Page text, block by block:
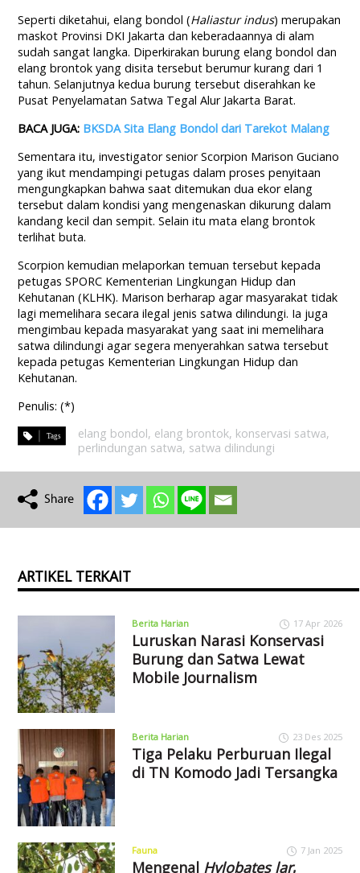
Seperti diketahui, elang bondol (Haliastur indus) merupakan
maskot Provinsi DKI Jakarta dan keberadaannya di alam
sudah sangat langka. Diperkirakan burung elang bondol dan
elang brontok yang disita tersebut berumur kurang dari 1
tahun. Selanjutnya kedua burung tersebut diserahkan ke
Pusat Penyelamatan Satwa Tegal Alur Jakarta Barat.
BACA JUGA: BKSDA Sita Elang Bondol dari Tarekot Malang
Sementara itu, investigator senior Scorpion Marison Guciano
yang ikut mendampingi petugas dalam proses penyitaan
mengungkapkan bahwa saat ditemukan dua ekor elang
tersebut dalam kondisi yang mengenaskan dikurung dalam
kandang kecil dan sempit. Selain itu mata elang brontok
terlihat buta.
Scorpion kemudian melaporkan temuan tersebut kepada
petugas SPORC Kementerian Lingkungan Hidup dan
Kehutanan (KLHK). Marison berharap agar masyarakat tidak
lagi memelihara secara ilegal jenis satwa dilindungi. Ia juga
mengimbau kepada masyarakat yang saat ini memelihara
satwa dilindungi agar segera menyerahkan satwa tersebut
kepada petugas Kementerian Lingkungan Hidup dan
Kehutanan.
Penulis: (*)
elang bondol, elang brontok, konservasi satwa,
perlindungan satwa, satwa dilindungi
ARTIKEL TERKAIT
Berita Harian 17 Apr 2026
Luruskan Narasi Konservasi
Burung dan Satwa Lewat
Mobile Journalism
Berita Harian 23 Des 2025
Tiga Pelaku Perburuan Ilegal
di TN Komodo Jadi Tersangka
Fauna 7 Jan 2025
Mengenal Hylobates lar,